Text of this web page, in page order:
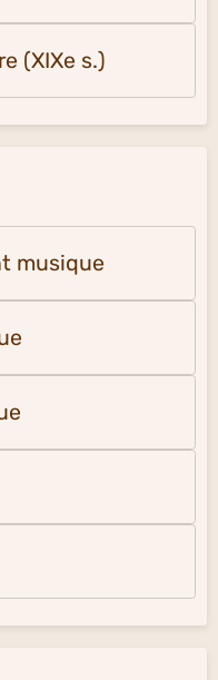
(XIXe s.)
musique